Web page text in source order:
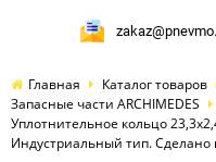
Главная Каталог товаров
Запасные части ARCHIMEDES
Уплотнительное кольцо
Индустриальный тип. Сделано